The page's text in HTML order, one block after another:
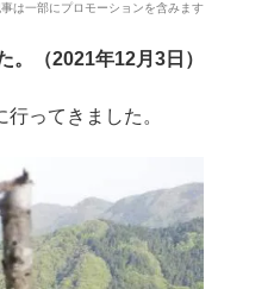
は一部にプロモーションを含みます
（2021年12月3日）
ってきました。